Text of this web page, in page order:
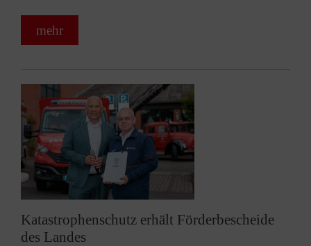
mehr
Katastrophenschutz erhält Förderbescheide
des Landes